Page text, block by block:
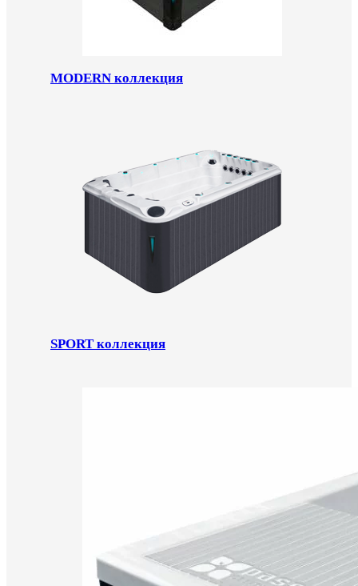
MODERN коллекция
SPORT коллекция